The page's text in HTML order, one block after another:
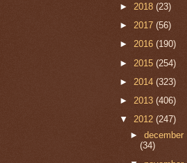
► 2018 (23)
► 2017 (56)
► 2016 (190)
► 2015 (254)
► 2014 (323)
► 2013 (406)
▼ 2012 (247)
►december
(34)